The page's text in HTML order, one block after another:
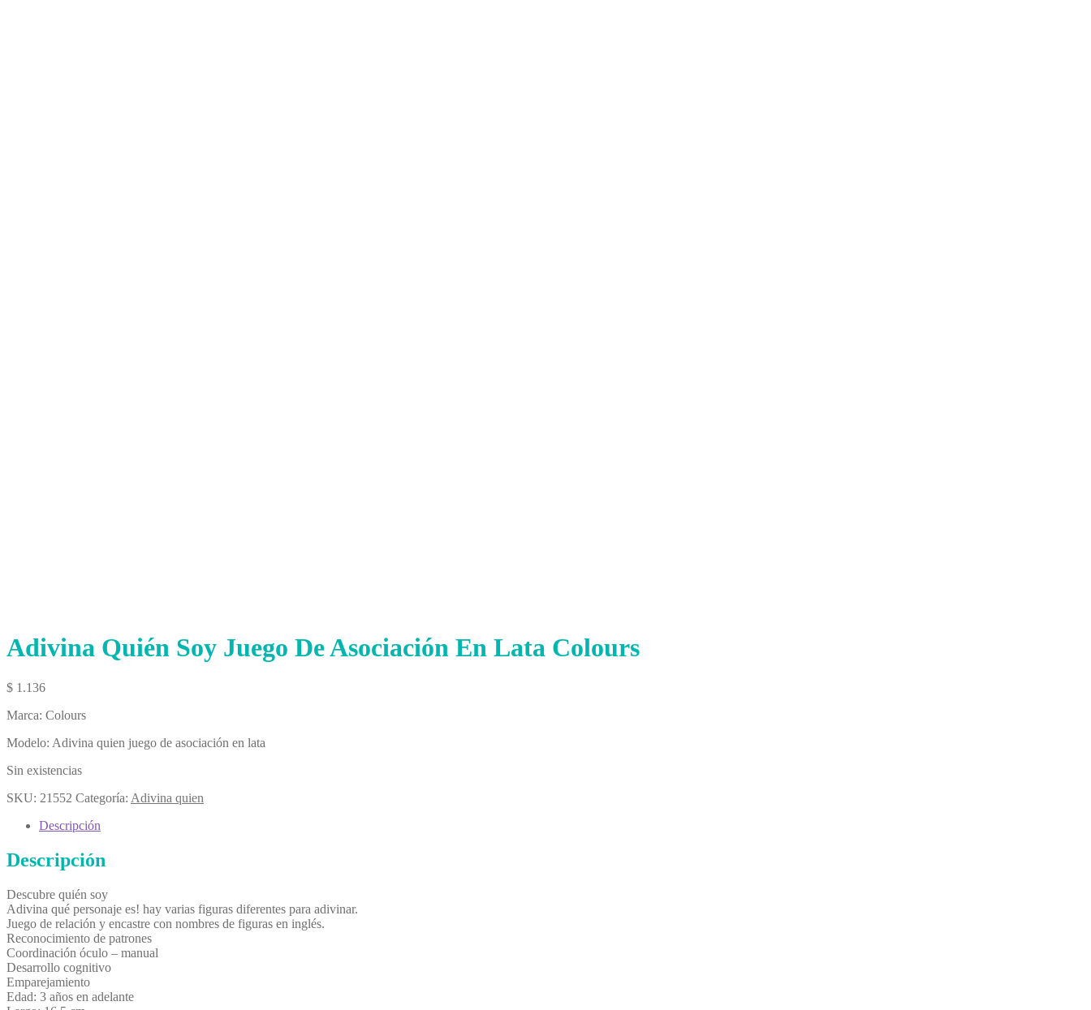
Adivina Quién Soy Juego De Asociación En Lata Colours
$ 1.136
Marca: Colours
Modelo: Adivina quien juego de asociación en lata
Sin existencias
SKU: 21552 Categoría: Adivina quien
Descripción
Descripción
Descubre quién soy
Adivina qué personaje es! hay varias figuras diferentes para adivinar.
Juego de relación y encastre con nombres de figuras en inglés.
Reconocimiento de patrones
Coordinación óculo – manual
Desarrollo cognitivo
Emparejamiento
Edad: 3 años en adelante